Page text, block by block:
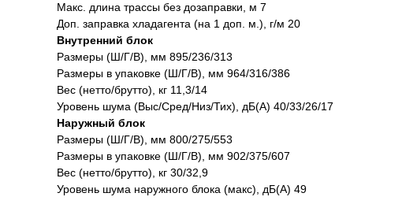
Макс. длина трассы без дозаправки, м 7
Доп. заправка хладагента (на 1 доп. м.), г/м 20
Внутренний блок
Размеры (Ш/Г/В), мм 895/236/313
Размеры в упаковке (Ш/Г/В), мм 964/316/386
Вес (нетто/брутто), кг 11,3/14
Уровень шума (Выс/Сред/Низ/Тих), дБ(А) 40/33/26/17
Наружный блок
Размеры (Ш/Г/В), мм 800/275/553
Размеры в упаковке (Ш/Г/В), мм 902/375/607
Вес (нетто/брутто), кг 30/32,9
Уровень шума наружного блока (макс), дБ(А) 49